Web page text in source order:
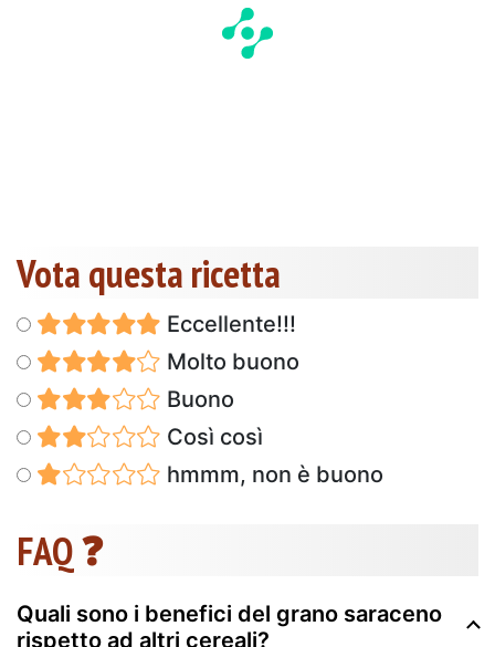
Vota questa ricetta
Eccellente!!!
Molto buono
Buono
Così così
hmmm, non è buono
FAQ ❓
Quali sono i benefici del grano saraceno
rispetto ad altri cereali?